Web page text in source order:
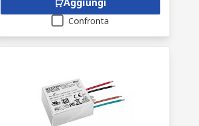
Confronta